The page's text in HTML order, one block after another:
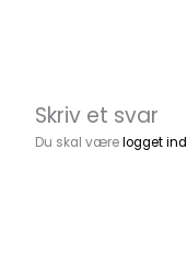
Skriv et svar
Du skal værelogget ind